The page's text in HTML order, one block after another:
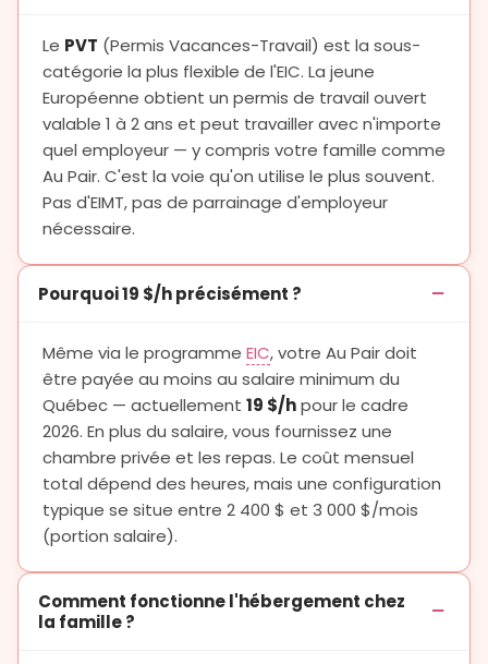
Le PVT (Permis Vacances-Travail) est la sous-
catégorie la plus flexible de l'EIC. La jeune
Européenne obtient un permis de travail ouvert
valable 1 à 2 ans et peut travailler avec n'importe
quel employeur — y compris votre famille comme
Au Pair. C'est la voie qu'on utilise le plus souvent.
Pas d'EIMT, pas de parrainage d'employeur
nécessaire.
Pourquoi 19 $/h précisément ?
Même via le programme EIC, votre Au Pair doit
être payée au moins au salaire minimum du
Québec — actuellement 19 $/hpour le cadre
2026. En plus du salaire, vous fournissez une
chambre privée et les repas. Le coût mensuel
total dépend des heures, mais une configuration
typique se situe entre 2 400 $ et 3 000 $/mois
(portion salaire).
Comment fonctionne l'hébergement chez
la famille ?